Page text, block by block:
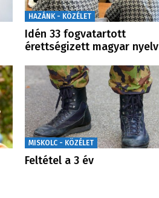
HAZÁNK - KÖZÉLET
Idén 33 fogvatartott
érettségizett magyar
MISKOLC - KÖZÉLET
Feltétel a 3 év